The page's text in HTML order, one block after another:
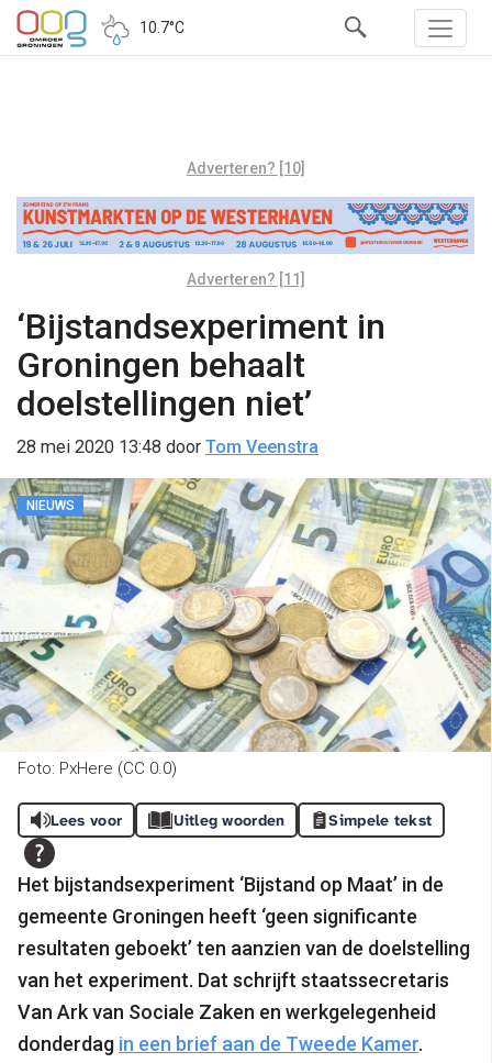
10.7°C
Adverteren? [10]
Adverteren? [11]
‘Bijstandsexperiment in
Groningen behaalt
doelstellingen niet’
28 mei 2020 13:48 door Tom Veenstra
NIEUWS
Foto: PxHere (CC 0.0)
Lees voor Uitleg woorden Simpele tekst
Het bijstandsexperiment ‘Bijstand op Maat’ in de
gemeente Groningen heeft ‘geen significante
resultaten geboekt’ ten aanzien van de doelstelling
van het experiment. Dat schrijft staatssecretaris
Van Ark van Sociale Zaken en werkgelegenheid
donderdag in een brief aan de Tweede Kamer.